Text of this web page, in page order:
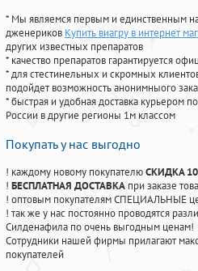
* Мы являемся первым и единственным
дженериков Купить виагру в интернет
других известных препаратов
* качество препаратов гарантируется
* для стестинельных и скромных
подойдет возможность анонимныого
* быстрая и удобная доставка курьером
России в другие регионы 1м классом
Покупать у нас выгодно
! каждому новому покупателюСКИДКА
! БЕСПЛАТНАЯ ДОСТАВКА при заказе
! оптовым покупателям СПЕЦИАЛЬНЫЕ
! так же у нас постоянно проводятся
Силденафила по очень выгодным ценам!
Cотрудники нашей фирмы прилагают
покупателей